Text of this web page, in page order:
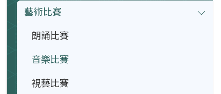
藝術比賽
朗誦比賽
音樂比賽
視藝比賽